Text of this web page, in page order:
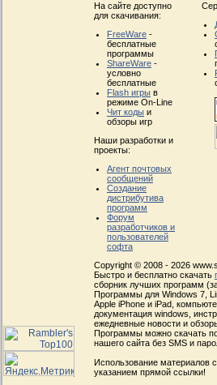
На сайте доступно
для скачивания:
FreeWare -
бесплатные
программы
ShareWare -
условно
бесплатные
Flash игры в
режиме On-Line
Чит коды и
обзоры игр
Наши разработки и
проекты:
Агент почтовых
сообщений
Создание
дистрибутива
программ
Форум
разработчиков и
пользователей
софта
Copyright © 2008 - 2026
Быстро и бесплатно скачать
сборник лучших программ
Программы для Windows 7,
Apple iPhone и iPad,
документация windows,
ежедневные новости и
Программы можно скачать
нашего сайта без SMS и
Использование материалов
указанием прямой ссылки!